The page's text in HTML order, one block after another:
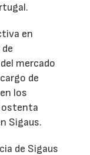
en
mercado
de
los
ostenta
Sigaus.
de Sigaus